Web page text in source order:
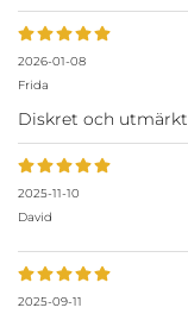
2026-01-08
Frida
Diskret och utmärkt
2025-11-10
David
2025-09-11